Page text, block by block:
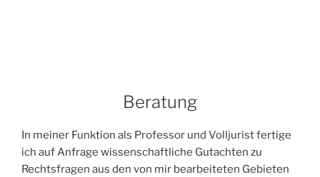
Beratung
In meiner Funktion als Professor und Volljurist fertige
ich auf Anfrage wissenschaftliche Gutachten zu
Rechtsfragen aus den von mir bearbeiteten Gebieten